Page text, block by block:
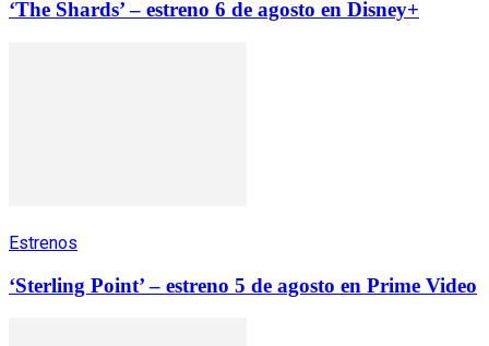
‘The Shards’ – estreno 6 de agosto en Disney+
Estrenos
‘Sterling Point’ – estreno 5 de agosto en Prime Video